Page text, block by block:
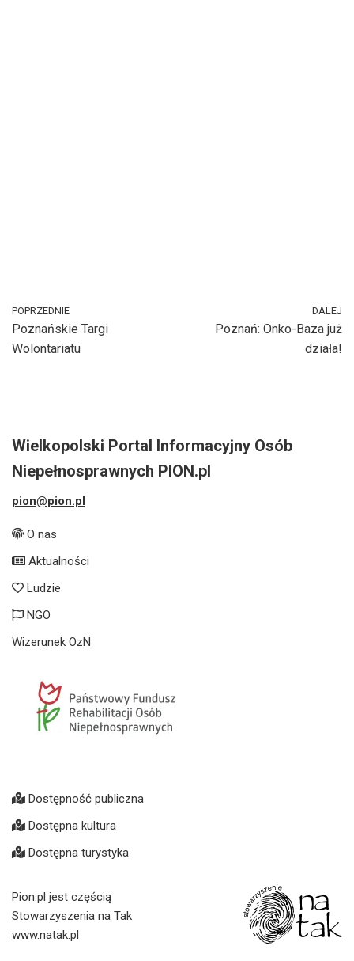
POPRZEDNIE
Poznańskie Targi
Wolontariatu
DALEJ
Poznań: Onko-Baza już
działa!
Wielkopolski Portal Informacyjny Osób
Niepełnosprawnych PION.pl
pion@pion.pl
O nas
Aktualności
Ludzie
NGO
Wizerunek OzN
Dostępność publiczna
Dostępna kultura
Dostępna turystyka
Pion.pl jest częścią
Stowarzyszenia na Tak
www.natak.pl